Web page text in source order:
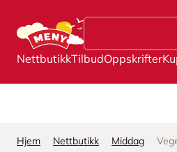
NettbutikkTilbudOppskrifter
Hjem Nettbutikk Middag